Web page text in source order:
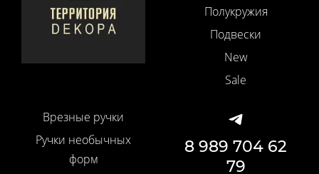
Полукружия
Подвески
New
Sale
Врезные ручки
Ручки необычных
форм
8 989 704 62
79